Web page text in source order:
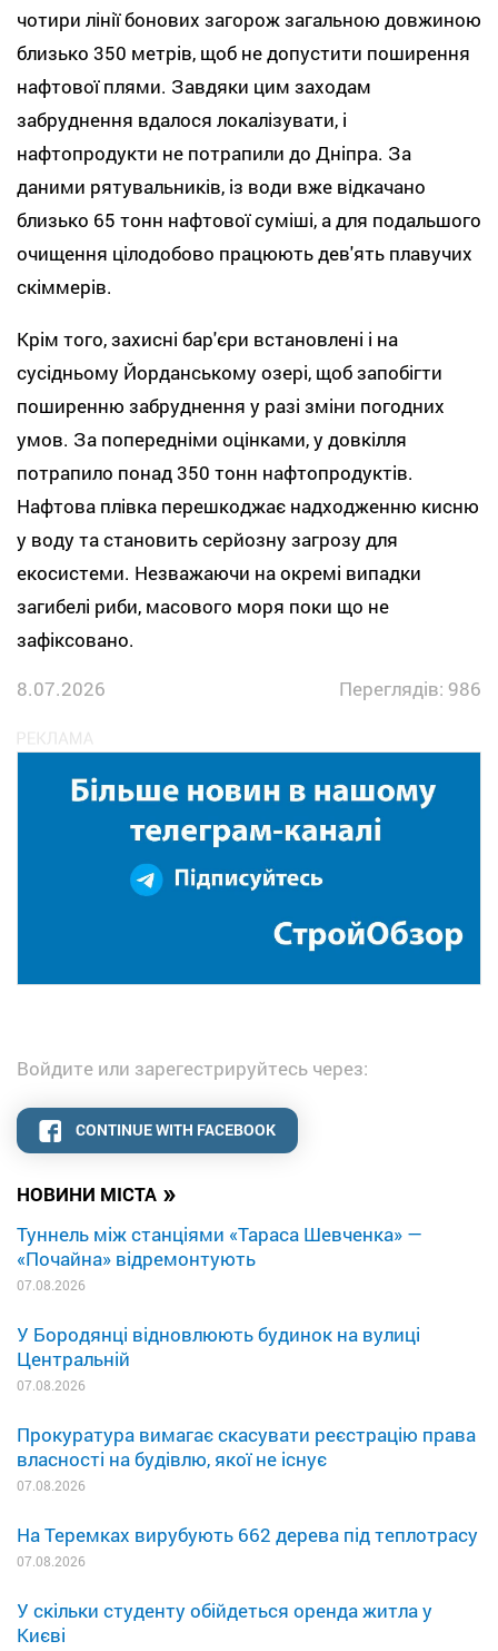
НОВИНИ МІСТА »
Туннель між станціями «Тараса Шевченка» —
«Почайна» відремонтують
07.08.2026
У Бородянці відновлюють будинок на вулиці
Центральній
07.08.2026
Прокуратура вимагає скасувати реєстрацію права
власності на будівлю, якої не існує
07.08.2026
На Теремках вирубують 662 дерева під теплотрасу
07.08.2026
У скільки студенту обійдеться оренда житла у
Києві
чотири лінії бонових загорож загальною довжиною
близько 350 метрів, щоб не допустити поширення
нафтової плями. Завдяки цим заходам
забруднення вдалося локалізувати, і
нафтопродукти не потрапили до Дніпра. За
даними рятувальників, із води вже відкачано
близько 65 тонн нафтової суміші, а для подальшого
очищення цілодобово працюють дев'ять плавучих
скіммерів.
Крім того, захисні бар'єри встановлені і на
сусідньому Йорданському озері, щоб запобігти
поширенню забруднення у разі зміни погодних
умов. За попередніми оцінками, у довкілля
потрапило понад 350 тонн нафтопродуктів.
Нафтова плівка перешкоджає надходженню кисню
у воду та становить серйозну загрозу для
екосистеми. Незважаючи на окремі випадки
загибелі риби, масового моря поки що не
зафіксовано.
8.07.2026
Переглядів: 986
Войдите или зарегестрируйтесь через:
CONTINUE WITH FACEBOOK